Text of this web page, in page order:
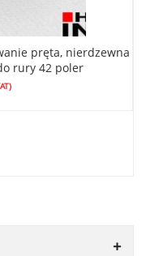
pręta, nierdzewna
rury 42 poler